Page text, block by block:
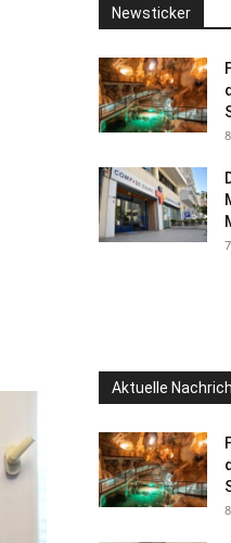
Newsticker
Aktuelle